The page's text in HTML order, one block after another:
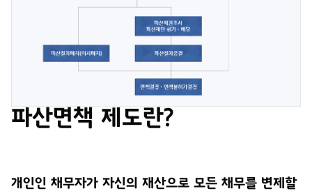
파산면책 제도란?
개인인 채무자가 자신의 재산으로 모든 채무를 변제할